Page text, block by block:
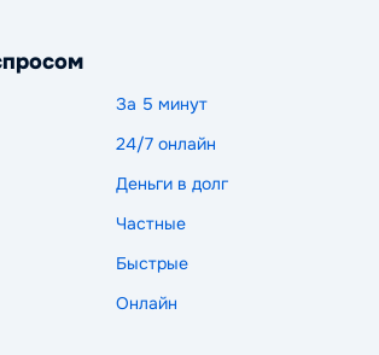
За 5 минут
24/7 онлайн
Деньги в долг
Частные
Быстрые
Онлайн